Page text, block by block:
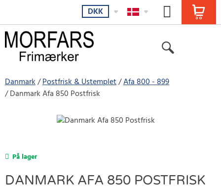
DKK
Danmark Postfrisk & Ustemplet Afa 800 - 899
Danmark Afa 850 Postfrisk
På lager
DANMARK AFA 850 POSTFRISK